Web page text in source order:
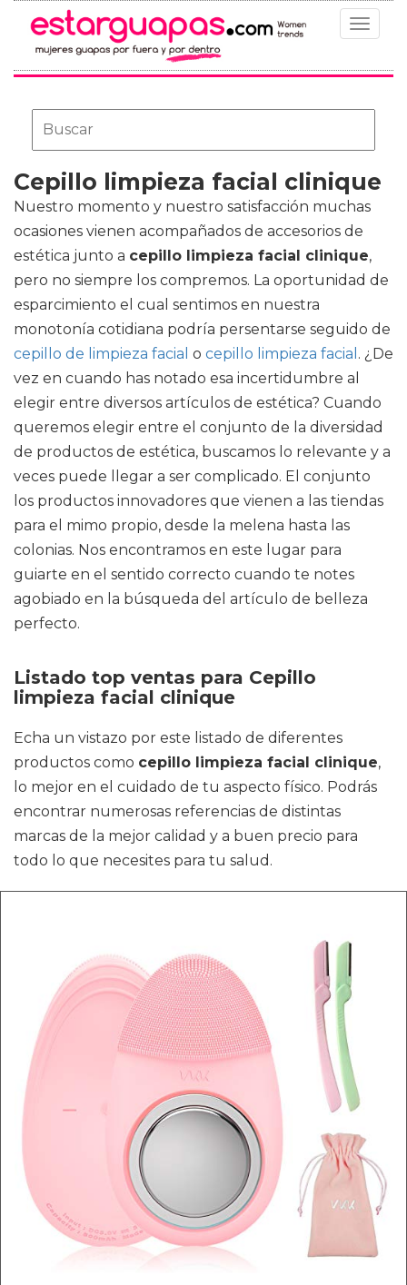
Toggle
Cepillo limpieza facial clinique
Nuestro momento y nuestro satisfacción muchas
ocasiones vienen acompañados de accesorios de
estética junto a cepillo limpieza facial clinique,
pero no siempre los compremos. La oportunidad de
esparcimiento el cual sentimos en nuestra
monotonía cotidiana podría persentarse seguido de
cepillo de limpieza facial o cepillo limpieza facial . ¿De
vez en cuando has notado esa incertidumbre al
elegir entre diversos artículos de estética? Cuando
queremos elegir entre el conjunto de la diversidad
de productos de estética, buscamos lo relevante y a
veces puede llegar a ser complicado. El conjunto
los productos innovadores que vienen a las tiendas
para el mimo propio, desde la melena hasta las
colonias. Nos encontramos en este lugar para
guiarte en el sentido correcto cuando te notes
agobiado en la búsqueda del artículo de belleza
perfecto.
Listado top ventas para Cepillo
limpieza facial clinique
Echa un vistazo por este listado de diferentes
productos como cepillo limpieza facial clinique,
lo mejor en el cuidado de tu aspecto físico. Podrás
encontrar numerosas referencias de distintas
marcas de la mejor calidad y a buen precio para
todo lo que necesites para tu salud.